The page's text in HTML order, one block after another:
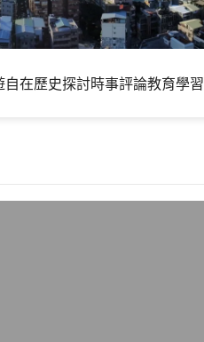
自在歷史探討時事評論教育學習